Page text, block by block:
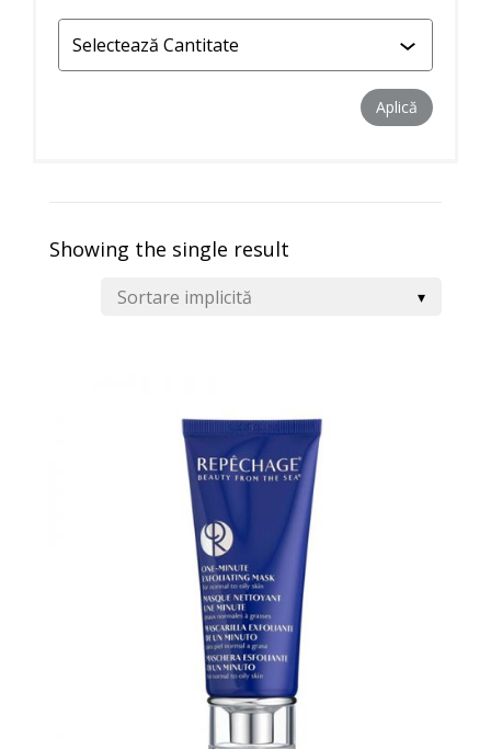
Aplică Aplică
Showing the single result